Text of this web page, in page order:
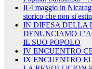
Il 4 maggio in
storico che non si
IN DIFESA DELLA
DENUNCIAMO
IL SUO POPOLO
IV ENCUENTRO
IX ENCUENTRO